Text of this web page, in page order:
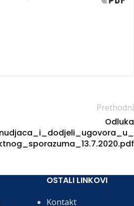
Prethodni
Odluka
OSTALI LINKOVI
Kontakt